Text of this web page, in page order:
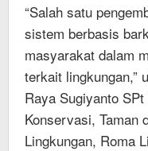
“Salah satu
sistem berbasis
masyarakat dalam
terkait lingkungan,”
Raya Sugiyanto
Konservasi, Taman
Lingkungan, Roma